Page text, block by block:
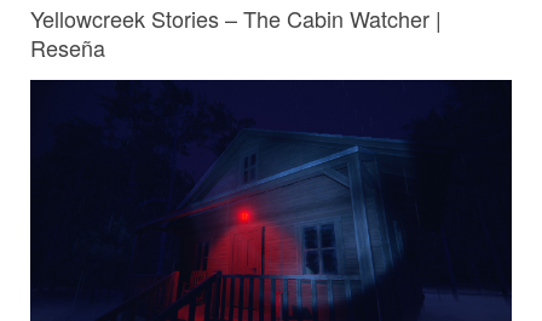
Yellowcreek Stories – The Cabin Watcher |
Reseña